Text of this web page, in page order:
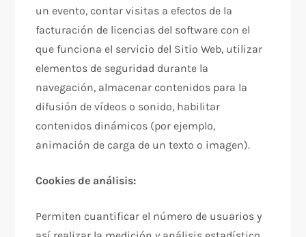
un evento, contar visitas a efectos de la
facturación de licencias del software con el
que funciona el servicio del Sitio Web, utilizar
elementos de seguridad durante la
navegación, almacenar contenidos para la
difusión de vídeos o sonido, habilitar
contenidos dinámicos (por ejemplo,
animación de carga de un texto o imagen).
Cookies de análisis:
Permiten cuantificar el número de usuarios y